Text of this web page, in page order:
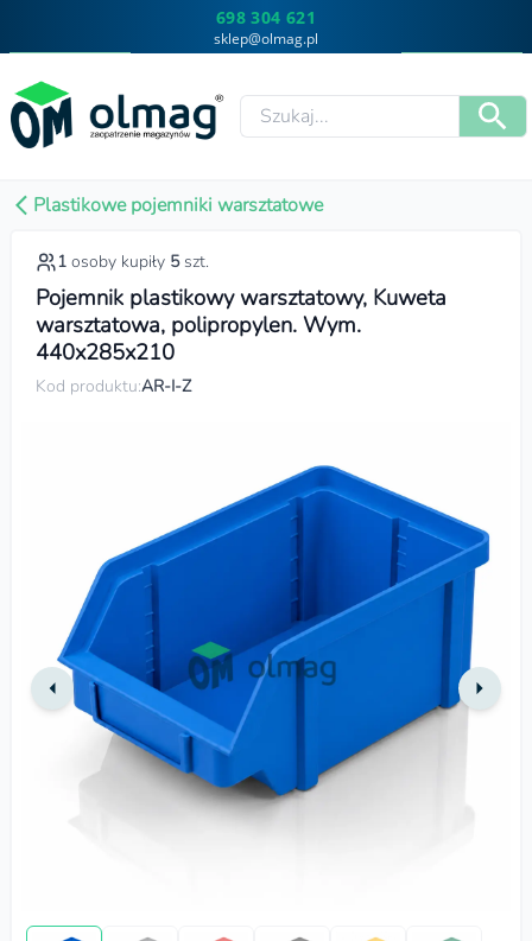
698 304 621
sklep@olmag.pl
Plastikowe pojemniki warsztatowe
1 osoby kupiły 5szt.
Pojemnik plastikowy warsztatowy, Kuweta
warsztatowa, polipropylen. Wym.
440x285x210
Kod produktu:AR-I-Z